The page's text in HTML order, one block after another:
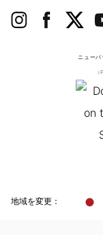
ニューバ
地域を変更：